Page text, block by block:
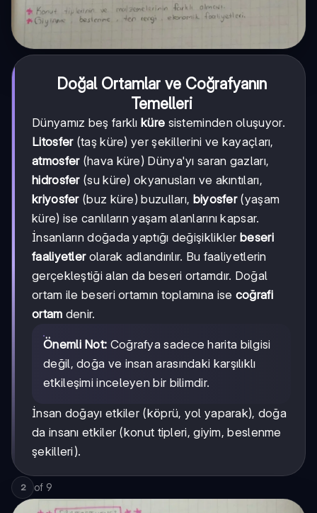
Doğal Ortamlar ve Coğrafyanın
Temelleri
Dünyamız beş farklı küre sisteminden oluşuyor.
Litosfer(taş küre) yer şekillerini ve kayaçları,
atmosfer(hava küre) Dünya'yı saran gazları,
hidrosfer(su küre) okyanusları ve akıntıları,
kriyosfer(buz küre) buzulları, biyosfer(yaşam
küre) ise canlıların yaşam alanlarını kapsar.
İnsanların doğada yaptığı değişiklikler beseri
faaliyetlerolarak adlandırılır. Bu faaliyetlerin
gerçekleştiği alan da beseri ortamdır. Doğal
ortam ile beseri ortamın toplamına ise coğrafi
ortam denir.
Önemli Not: Coğrafya sadece harita bilgisi
değil, doğa ve insan arasındaki karşılıklı
etkileşimi inceleyen bir bilimdir.
İnsan doğayı etkiler (köprü, yol yaparak), doğa
da insanı etkiler (konut tipleri, giyim, beslenme
şekilleri).
2 of 9